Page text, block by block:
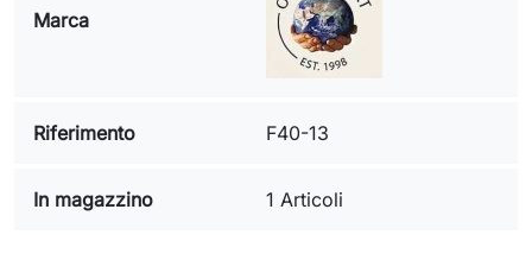
Marca
Riferimento F40-13
In magazzino 1 Articoli